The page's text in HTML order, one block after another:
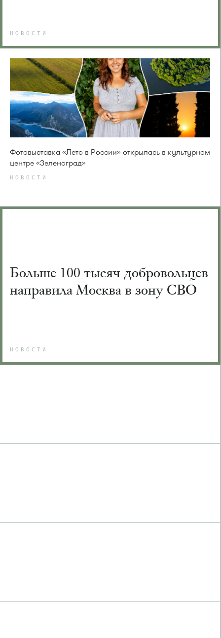
НОВОСТИ
Фотовыставка «Лето в России» открылась в культурном
центре «Зеленоград»
НОВОСТИ
Больше 100 тысяч добровольцев
направила Москва в зону СВО
НОВОСТИ